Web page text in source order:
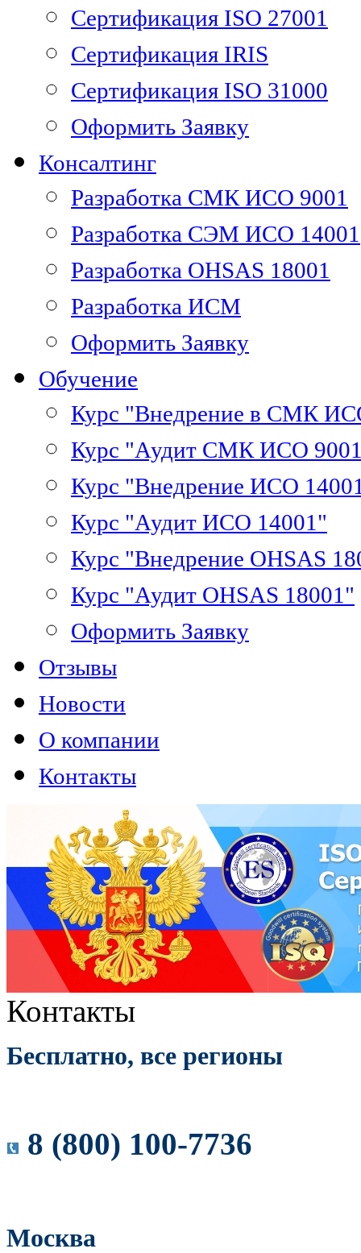
Сертификация ISO 27001
Сертификация IRIS
Сертификация ISO 31000
Оформить Заявку
Консалтинг
Разработка СМК ИСО 9001
Разработка СЭМ ИСО 14001
Разработка OHSAS 18001
Разработка ИСМ
Оформить Заявку
Обучение
Курс "Внедрение в СМК
Курс "Аудит СМК ИСО
Курс "Внедрение ИСО
Курс "Аудит ИСО 14001"
Курс "Внедрение OHSAS
Курс "Аудит OHSAS 18001"
Оформить Заявку
Отзывы
Новости
О компании
Контакты
Контакты
Бесплатно, все регионы
8 (800) 100-7736
Москва